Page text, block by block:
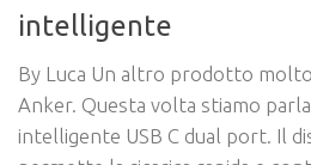
intelligente
By Luca Un altro prodotto
Anker. Questa volta stiamo
intelligente USB C dual port. Il